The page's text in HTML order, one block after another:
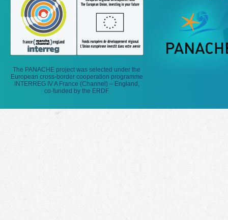
The PANACHE project was selected under the
European cross-border cooperation programme
INTERREG IV A France (Channel) – England,
co-funded by the ERDF